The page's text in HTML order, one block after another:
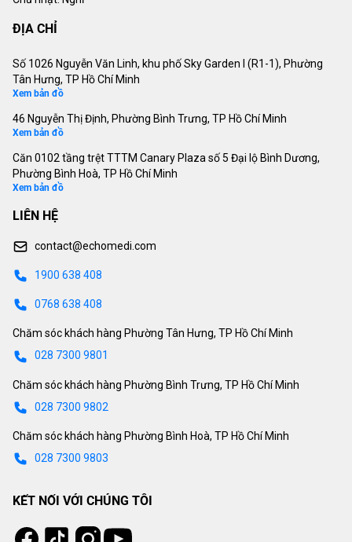
ĐỊA CHỈ
Số 1026 Nguyễn Văn Linh, khu phố Sky Garden I (R1-1), Phường
Tân Hưng, TP Hồ Chí Minh
Xem bản đồ
46 Nguyễn Thị Định, Phường Bình Trưng, TP Hồ Chí Minh
Xem bản đồ
Căn 0102 tầng trệt TTTM Canary Plaza số 5 Đại lộ Bình Dương,
Phường Bình Hoà, TP Hồ Chí Minh
Xem bản đồ
LIÊN HỆ
contact@echomedi.com
1900 638 408
0768 638 408
Chăm sóc khách hàng Phường Tân Hưng, TP Hồ Chí Minh
028 7300 9801
Chăm sóc khách hàng Phường Bình Trưng, TP Hồ Chí Minh
028 7300 9802
Chăm sóc khách hàng Phường Bình Hoà, TP Hồ Chí Minh
028 7300 9803
KẾT NỐI VỚI CHÚNG TÔI
Facebook
Tiktok Instagram
Youtube